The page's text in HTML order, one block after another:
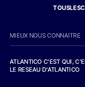
MIEUX NOUS CONNAITRE
ATLANTICO C'EST QUI,
LE RESEAU D'ATLANTICO